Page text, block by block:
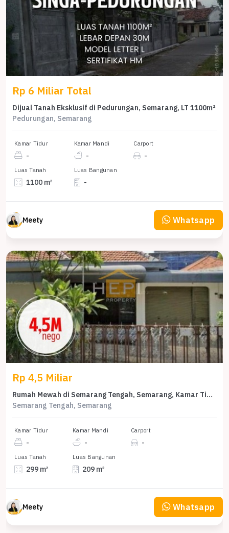
Rp 6 Miliar Total
Dijual Tanah Eksklusif di Pedurungan, Semarang, LT 1100m²
Pedurungan, Semarang
Kamar Tidur
-
Kamar Mandi
-
Carport
-
Luas Tanah
1100 m²
Luas Bangunan
-
Meety Whatsapp
Rp 4,5 Miliar
Rumah Mewah di Semarang Tengah, Semarang, Kamar Tidur, LT 299m²
Semarang Tengah, Semarang
Kamar Tidur
-
Kamar Mandi
-
Carport
-
Luas Tanah
299 m²
Luas Bangunan
209 m²
Meety Whatsapp